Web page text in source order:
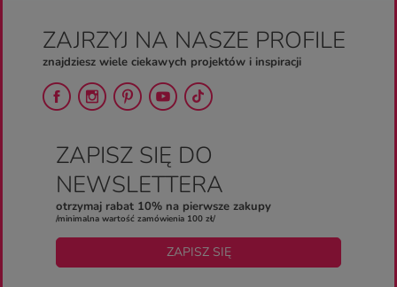
ZAJRZYJ NA NASZE PROFILE
znajdziesz wiele ciekawych projektów i inspiracji
ZAPISZ SIĘ DO
NEWSLETTERA
otrzymaj rabat 10% na pierwsze zakupy
/minimalna wartość zamówienia 100 zł/
ZAPISZ SIĘ